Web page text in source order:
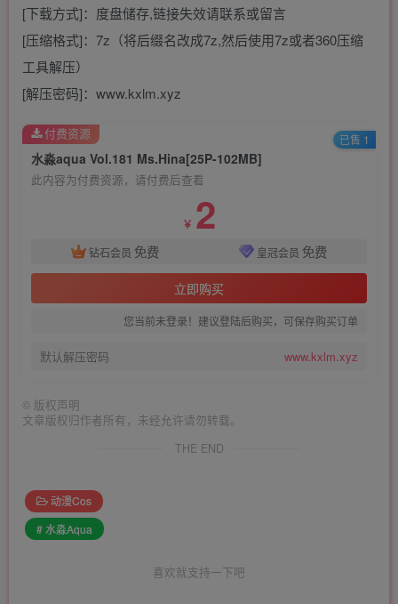
[下载方式]：度盘储存,链接失效请联系或留言
[压缩格式]：7z（将后缀名改成7z,然后使用7z或者360压缩
工具解压）
[解压密码]：www.kxlm.xyz
水淼aqua Vol.181 Ms.Hina[25P-102MB]
此内容为付费资源，请付费后查看
￥ 2
钻石会员 免费 皇冠会员 免费
立即购买
您当前未登录！建议登陆后购买，可保存购买订单
默认解压密码 www.kxlm.xyz
付费资源 已售 1
© 版权声明
文章版权归作者所有，未经允许请勿转载。
THE END
动漫Cos
# 水淼Aqua
喜欢就支持一下吧